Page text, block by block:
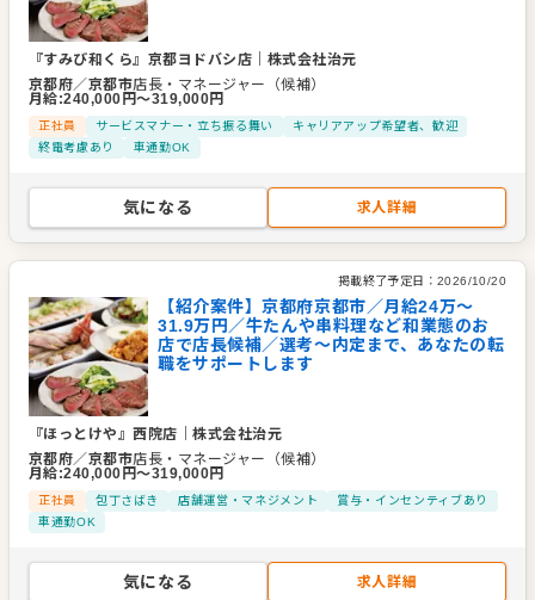
『すみび和くら』京都ヨドバシ店
株式会社治元
京都府／京都市店長・マネージャー（候補）
月給:240,000 円〜319,000円
正社員 サービスマナー・立ち振る舞い
キャリアアップ希望者、歓迎
終電考慮あり
車通勤OK
気になる 求人詳細
掲載終了予定日： 2026/10/20
【紹介案件】京都府京都市／月給24万〜
31.9万円／牛たんや串料理など和業態のお
店で店長候補／選考～内定まで、あなたの転
職をサポートします
『ほっとけや』西院店 ｜株式会社治元
京都府／京都市店長・マネージャー（候補）
月給:240,000 円〜319,000円
正社員 包丁さばき 店舗運営・マネジメント
賞与・インセンティブあり
車通勤OK
気になる 求人詳細